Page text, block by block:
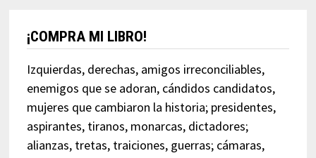
¡COMPRA MI LIBRO!
Izquierdas, derechas, amigos irreconciliables,
enemigos que se adoran, cándidos candidatos,
mujeres que cambiaron la historia; presidentes,
aspirantes, tiranos, monarcas, dictadores;
alianzas, tretas, traiciones, guerras; cámaras,